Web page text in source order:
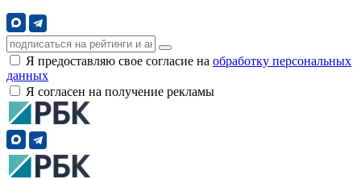
Я предоставляю свое согласие на обработку персональных
данных
Я согласен на получение рекламы